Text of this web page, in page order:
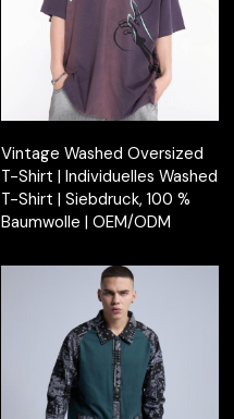
Vintage Washed Oversized
T-Shirt | Individuelles Washed
T-Shirt | Siebdruck, 100 %
Baumwolle | OEM/ODM